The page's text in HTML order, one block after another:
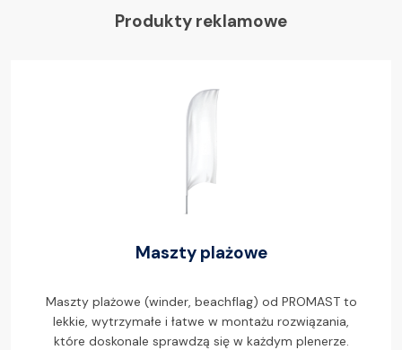
Produkty reklamowe
Maszty plażowe
Maszty plażowe (winder, beachflag) od PROMAST to
lekkie, wytrzymałe i łatwe w montażu rozwiązania,
które doskonale sprawdzą się w każdym plenerze.